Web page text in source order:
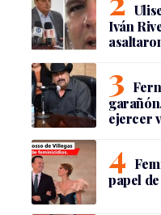
Iván
ejercer
papel